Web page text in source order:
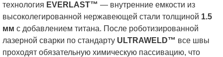
технология EVERLAST™ — внутренние емкости из
высоколегированной нержавеющей стали толщиной 1.5
мм с добавлением титана. После роботизированной
лазерной сварки по стандарту ULTRAWELD™ все швы
проходят обязательную химическую пассивацию, что